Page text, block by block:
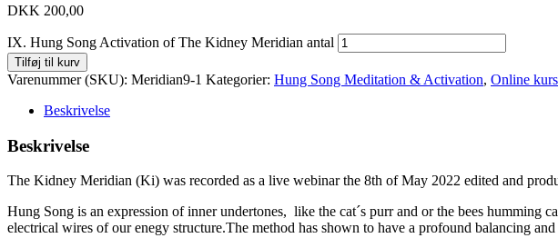
DKK 200,00
IX. Hung Song Activation of The Kidney Meridian antal
Tilføj til kurv
Varenummer (SKU): Meridian9-1 Kategorier: Hung Song Meditation & Activation, Online
Beskrivelse
Beskrivelse
The Kidney Meridian (Ki) was recorded as a live webinar the 8th of May 2022 edited and
Hung Song is an expression of inner undertones, like the cat´s purr and or the bees humming
electrical wires of our enegy structure.The method has shown to have a profound balancing